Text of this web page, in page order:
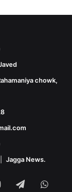
chowk,
Jagga News.
Instagram
Telegram